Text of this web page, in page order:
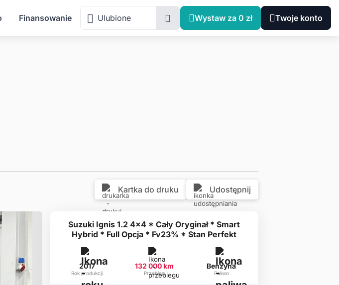
Finansowanie Ulubione Wystaw za 0 zł Twoje konto
Małopolskie, Chechło, Kluczewska 79C
Kartka do druku Udostępnij
Suzuki Ignis 1.2 4x4 * Cały Oryginał * Smart
Hybrid * Full Opcja * Fv23% * Stan Perfekt
2017
Rok produkcji
132 000 km
Przebieg
Benzyna
Paliwo